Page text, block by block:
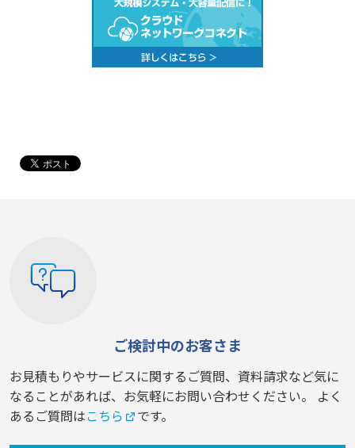
ご検討中のお客さま
お見積もりやサービスに関するご質問、資料請求など気に
なることがあれば、お気軽にお問い合わせください。 よく
あるご質問はこちら です。